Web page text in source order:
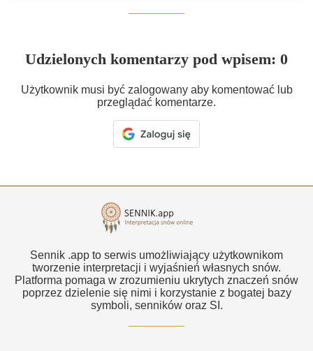
Udzielonych komentarzy pod wpisem: 0
Użytkownik musi być zalogowany aby komentować lub
przeglądać komentarze.
Sennik .app to serwis umożliwiający użytkownikom
tworzenie interpretacji i wyjaśnień własnych snów.
Platforma pomaga w zrozumieniu ukrytych znaczeń snów
poprzez dzielenie się nimi i korzystanie z bogatej bazy
symboli, senników oraz SI.